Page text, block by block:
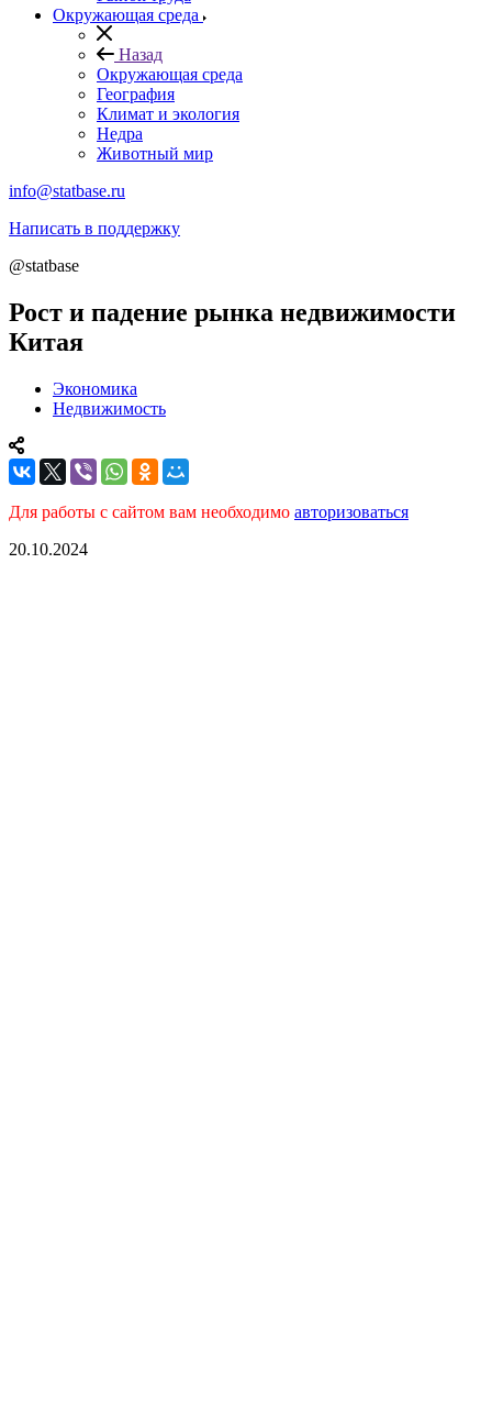
Окружающая среда
Назад
Окружающая среда
География
Климат и экология
Недра
Животный мир
info@statbase.ru
Написать в поддержку
@statbase
Рост и падение рынка недвижимости
Китая
Экономика
Недвижимость
Для работы с сайтом вам необходимо авторизоваться
20.10.2024